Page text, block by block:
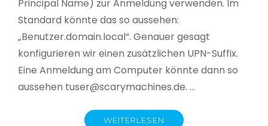
Principal Name) zur Anmeldung verwenden. Im
Standard könnte das so aussehen:
„Benutzer.domain.local“. Genauer gesagt
konfigurieren wir einen zusätzlichen UPN-Suffix.
Eine Anmeldung am Computer könnte dann so
aussehen tuser@scarymachines.de. …
WEITERLESEN